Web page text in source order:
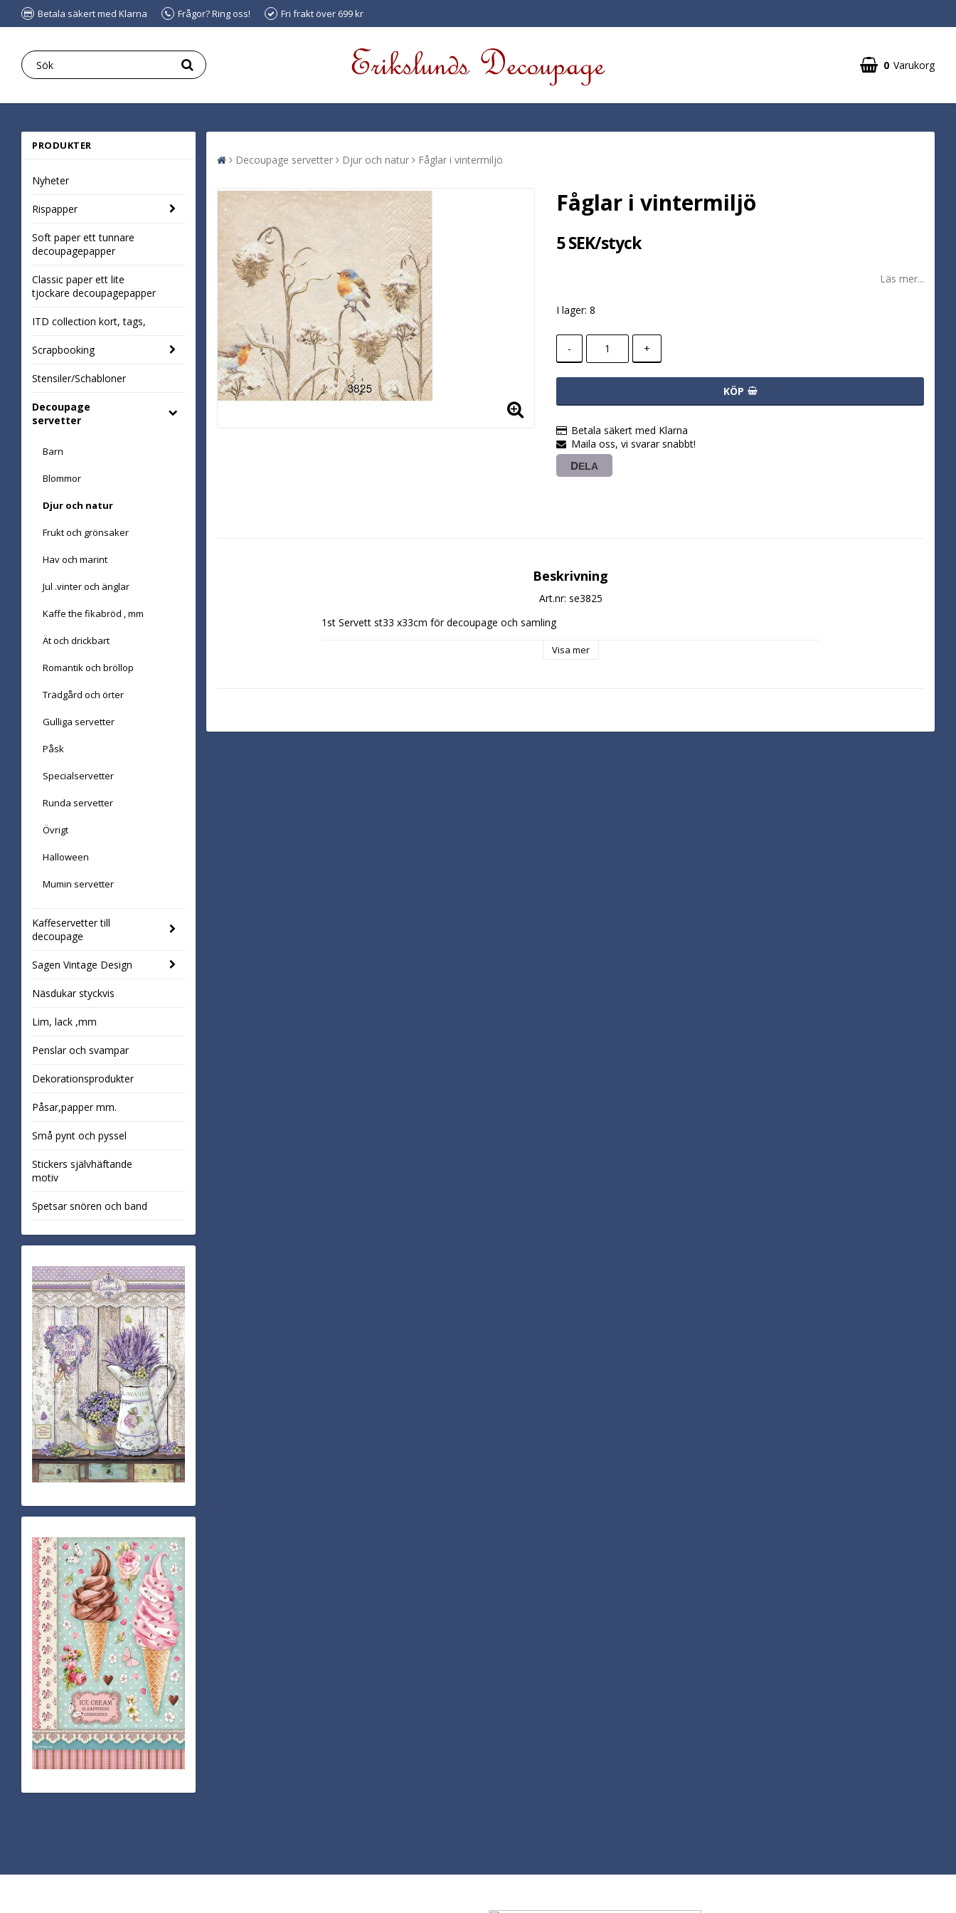
Betala säkert med Klarna Frågor? Ring oss! Fri frakt över 699 kr
0 Varukorg
Din varukorg är tom
PRODUKTER
Nyheter
Rispapper
Soft paper ett tunnare
decoupagepapper
Classic paper ett lite
tjockare decoupagepapper
ITD collection kort, tags,
Scrapbooking
Stensiler/Schabloner
Decoupage
servetter
Barn
Blommor
Djur och natur
Frukt och grönsaker
Hav och marint
Jul .vinter och änglar
Kaffe the fikabröd , mm
Ät och drickbart
Romantik och bröllop
Trädgård och örter
Gulliga servetter
Påsk
Specialservetter
Runda servetter
Övrigt
Halloween
Mumin servetter
Kaffeservetter till
decoupage
Sagen Vintage Design
Näsdukar styckvis
Lim, lack ,mm
Penslar och svampar
Dekorationsprodukter
Påsar,papper mm.
Små pynt och pyssel
Stickers självhäftande
motiv
Spetsar snören och band
Decoupage servetter Djur och natur Fåglar i vintermiljö
Fåglar i vintermiljö
5 SEK/styck
Läs mer...
I lager: 8
- +
KÖP
Betala säkert med Klarna
Maila oss, vi svarar snabbt!
DELA
Beskrivning
Art.nr: se3825
1st Servett st33 x33cm för decoupage och samling
Visa mer